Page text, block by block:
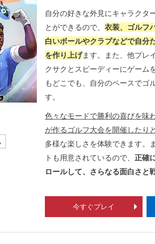
自分の好きな外見にキャラクタ
とができるので、衣装、ゴルフ
白いボールやクラブなどで自分
を作り上げます。また、他プレ
クサクとスピーディーにゲーム
もどこでも、自分のペースでゴ
す。
色々なモードで勝利の喜びを味
が作るゴルフ大会を開催したり
多様な楽しさを体験できます。
トも用意されているので、正確
ロールして、さらなる面白さと
今すぐプレイ